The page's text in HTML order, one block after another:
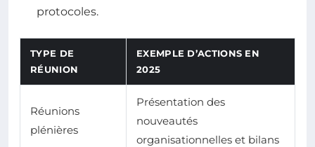
protocoles.
TYPE DE
RÉUNION
EXEMPLE D’ACTIONS EN
2025
Réunions
plénières
Présentation des
nouveautés
organisationnelles et bilans